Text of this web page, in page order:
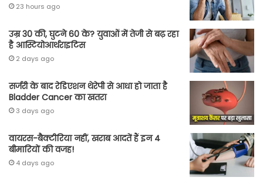
23 hours ago
उम्र 30 की, घुटने 60 के? युवाओं में तेजी से बढ़ रहा
है आस्टियोआर्थराइटिस
2 days ago
सर्जरी के बाद रेडिएशन थेरेपी से आधा हो जाता है
Bladder Cancer का खतरा
3 days ago
वायरस-बैक्टीरिया नहीं, खराब आदतें हैं इन 4
बीमारियों की वजह!
4 days ago